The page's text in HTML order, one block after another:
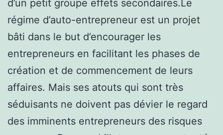
d’un petit groupe effets secondaires.Le
régime d’auto-entrepreneur est un projet
bâti dans le but d’encourager les
entrepreneurs en facilitant les phases de
création et de commencement de leurs
affaires. Mais ses atouts qui sont très
séduisants ne doivent pas dévier le regard
des imminents entrepreneurs des risques